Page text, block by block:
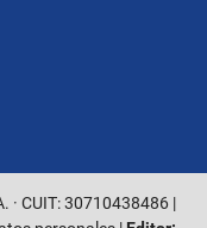
· CUIT: 30710438486 |